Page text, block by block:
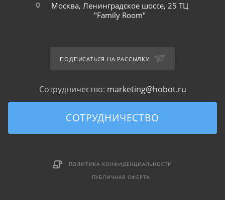
Москва, Ленинградское шоссе, 25 ТЦ
"Family Room"
ПОДПИСАТЬСЯ НА РАССЫЛКУ
Сотрудничество: marketing@hobot.ru
СОТРУДНИЧЕСТВО
ПОЛИТИКА КОНФИДЕНЦИАЛЬНОСТИ
ПУБЛИЧНАЯ ОФЕРТА